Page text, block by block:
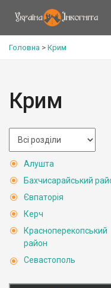
Головна > Крим
Крим
Алушта
Бахчисарайський
Євпаторія
Керч
Красноперекопський
район
Севастополь